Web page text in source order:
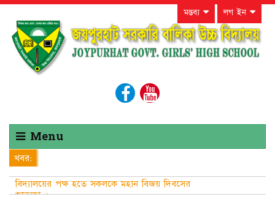
মন্তব্য লগ ইন
Menu
খবর:
বিদ্যালয়ের পক্ষ হতে সকলকে মহান বিজয় দিবসের
শুভেচ্ছা ।